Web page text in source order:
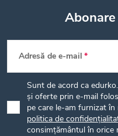
S
u
b
Adresă de e-mail
Sunt de acord ca
și oferte prin e-mail
pe care le-am furnizat
politica de
consimțământul în orice